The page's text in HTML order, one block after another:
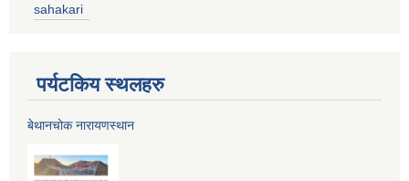
sahakari
पर्यटकिय स्थलहरु
बेथानचोक नारायणस्थान